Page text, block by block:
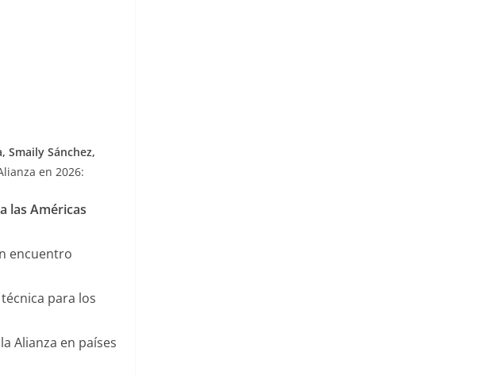
Smaily Sánchez,
en 2026:
las Américas
encuentro
para los
Alianza en países